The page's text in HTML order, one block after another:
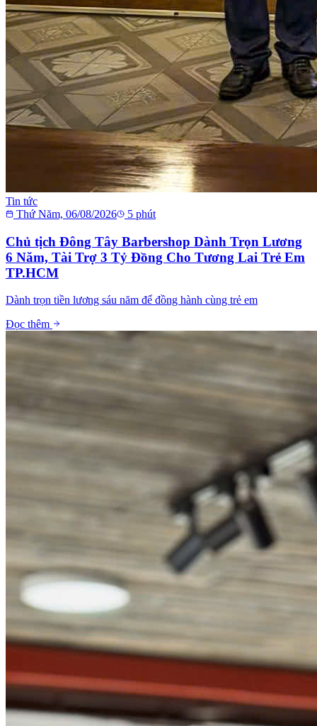
Tin tức
Thứ Năm, 06/08/2026
5 phút
Chủ tịch Đông Tây Barbershop Dành Trọn Lương
6 Năm, Tài Trợ 3 Tỷ Đồng Cho Tương Lai Trẻ Em
TP.HCM
Dành trọn tiền lương sáu năm để đồng hành cùng trẻ em
Đọc thêm